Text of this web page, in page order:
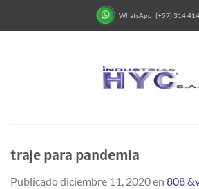
WhatsApp: (+57) 314
traje para pandemia
Publicadodiciembre 11, 2020en 808